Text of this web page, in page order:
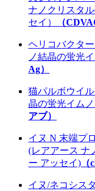
ナノクリスタ
セイ）
（
ヘリコバクタ
ノ結晶の蛍光
Ag）
猫パルボウイ
晶の蛍光イム
アブ）
イヌ N 末端プ
(レアアース ナ
ー アッセイ)
イヌ/ネコシス